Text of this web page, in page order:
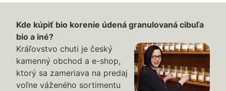
Kde kúpiť bio korenie údená granulovaná cibuľa
bio a iné?
Kráľovstvo chuti je český
kamenný obchod a e-shop,
ktorý sa zameriava na predaj
voľne váženého sortimentu